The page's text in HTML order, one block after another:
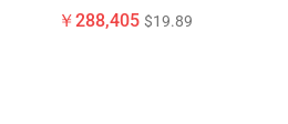
￥288,405 $19.89